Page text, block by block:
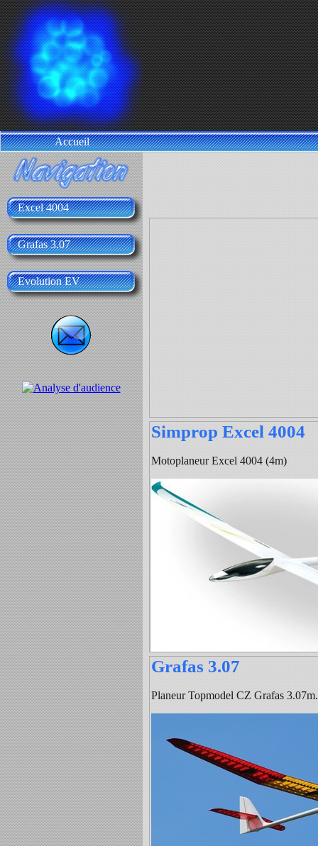
Accueil
Excel 4004
Grafas 3.07
Evolution EV
Simprop Excel 4004
Motoplaneur Excel 4004 (4m)
Grafas 3.07
Planeur Topmodel CZ Grafas 3.07m.